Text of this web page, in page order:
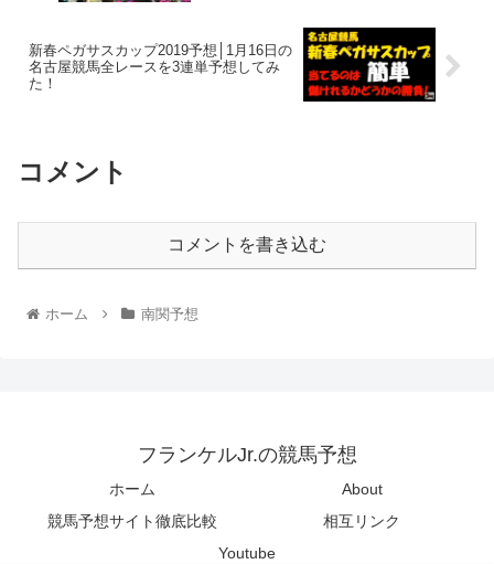
新春ペガサスカップ2019予想│1月16日の
名古屋競馬全レースを3連単予想してみ
た！
コメント
コメントを書き込む
ホーム 南関予想
フランケルJr.の競馬予想
ホーム
About
競馬予想サイト徹底比較
相互リンク
Youtube